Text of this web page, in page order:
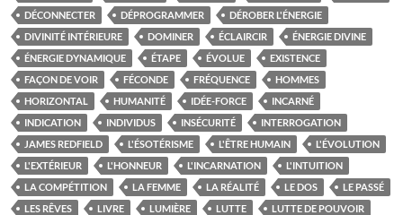
DÉCONNECTER
DÉPROGRAMMER
DÉROBER L'ÉNERGIE
DIVINITÉ INTÉRIEURE
DOMINER ÉCLAIRCIR
ÉNERGIE DIVINE
ÉNERGIE DYNAMIQUE
ÉTAPE ÉVOLUE
EXISTENCE
FAÇON DE VOIR
FÉCONDE FRÉQUENCE
HOMMES
HORIZONTAL
HUMANITÉ IDÉE-FORCE
INCARNÉ
INDICATION
INDIVIDUS INSÉCURITÉ
INTERROGATION
JAMES REDFIELD
L'ÉSOTÉRISME L'ÊTRE HUMAIN
L'ÉVOLUTION
L'EXTÉRIEUR
L'HONNEUR L'INCARNATION
L'INTUITION
LA COMPÉTITION
LA FEMME LA RÉALITÉ LE DOS
LE PASSÉ
LES RÊVES
LIVRE LUMIÈRE LUTTE
LUTTE DE POUVOIR